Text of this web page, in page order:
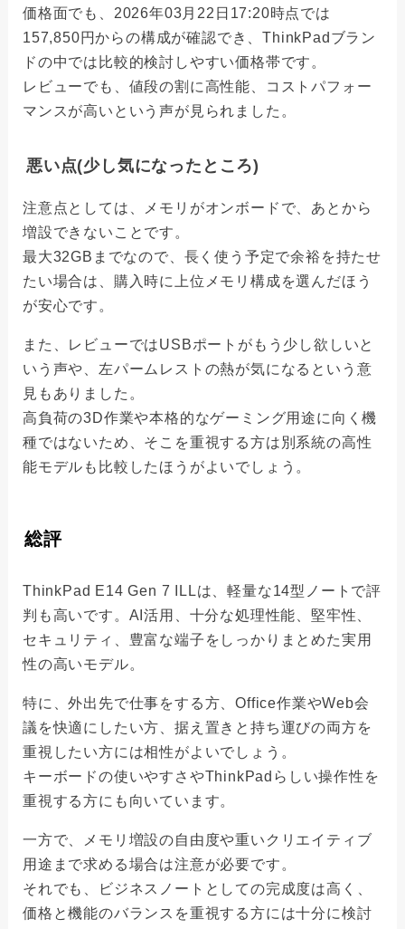
価格面でも、2026年03月22日17:20時点では
157,850円からの構成が確認でき、ThinkPadブラン
ドの中では比較的検討しやすい価格帯です。
レビューでも、値段の割に高性能、コストパフォー
マンスが高いという声が見られました。
悪い点(少し気になったところ)
注意点としては、メモリがオンボードで、あとから
増設できないことです。
最大32GBまでなので、長く使う予定で余裕を持たせ
たい場合は、購入時に上位メモリ構成を選んだほう
が安心です。
また、レビューではUSBポートがもう少し欲しいと
いう声や、左パームレストの熱が気になるという意
見もありました。
高負荷の3D作業や本格的なゲーミング用途に向く機
種ではないため、そこを重視する方は別系統の高性
能モデルも比較したほうがよいでしょう。
総評
ThinkPad E14 Gen 7 ILLは、軽量な14型ノートで評
判も高いです。AI活用、十分な処理性能、堅牢性、
セキュリティ、豊富な端子をしっかりまとめた実用
性の高いモデル。
特に、外出先で仕事をする方、Office作業やWeb会
議を快適にしたい方、据え置きと持ち運びの両方を
重視したい方には相性がよいでしょう。
キーボードの使いやすさやThinkPadらしい操作性を
重視する方にも向いています。
一方で、メモリ増設の自由度や重いクリエイティブ
用途まで求める場合は注意が必要です。
それでも、ビジネスノートとしての完成度は高く、
価格と機能のバランスを重視する方には十分に検討